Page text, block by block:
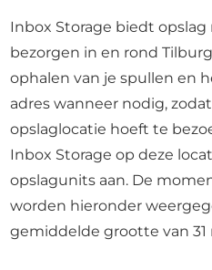
Inbox Storage biedt
bezorgen in en rond
ophalen van je spullen en
adres wanneer nodig,
opslaglocatie hoeft te
Inbox Storage op deze
opslagunits aan. De
worden hieronder
gemiddelde grootte van 31